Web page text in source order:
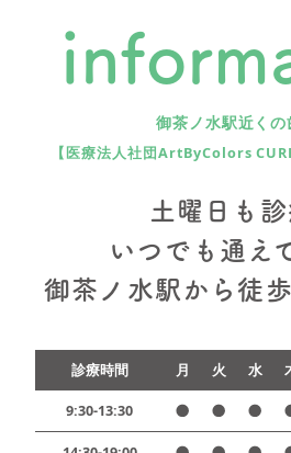
御茶ノ水駅近くの
【医療法人社団ArtByColors
土曜日も診
いつでも通え
御茶ノ水駅から徒
診療時間 月 火 水
9:30-13:30